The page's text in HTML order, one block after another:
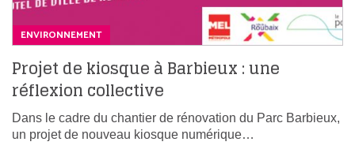
ENVIRONNEMENT
Projet de kiosque à Barbieux : une
réflexion collective
Dans le cadre du chantier de rénovation du Parc Barbieux,
un projet de nouveau kiosque numérique…